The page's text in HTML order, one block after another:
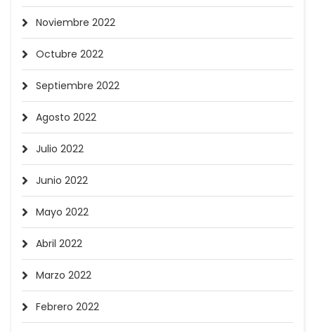
Noviembre 2022
Octubre 2022
Septiembre 2022
Agosto 2022
Julio 2022
Junio 2022
Mayo 2022
Abril 2022
Marzo 2022
Febrero 2022